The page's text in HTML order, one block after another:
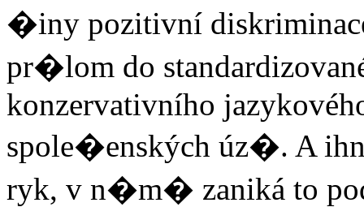
�iny pozitivní
pr�lom do
konzervativního
spole�enských úz�. A
ryk, v n�m� zaniká to